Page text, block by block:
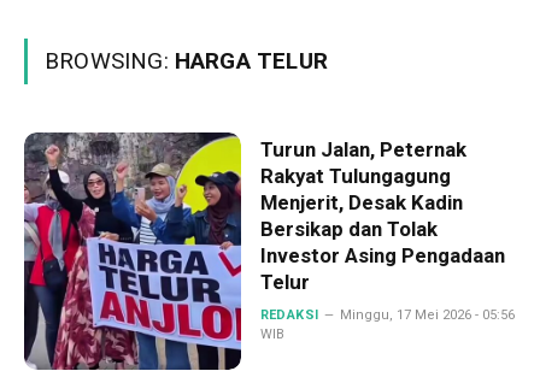
BROWSING: HARGA TELUR
Turun Jalan, Peternak
Rakyat Tulungagung
Menjerit, Desak Kadin
Bersikap dan Tolak
Investor Asing Pengadaan
Telur
REDAKSI
Minggu, 17 Mei 2026 - 05:56
WIB